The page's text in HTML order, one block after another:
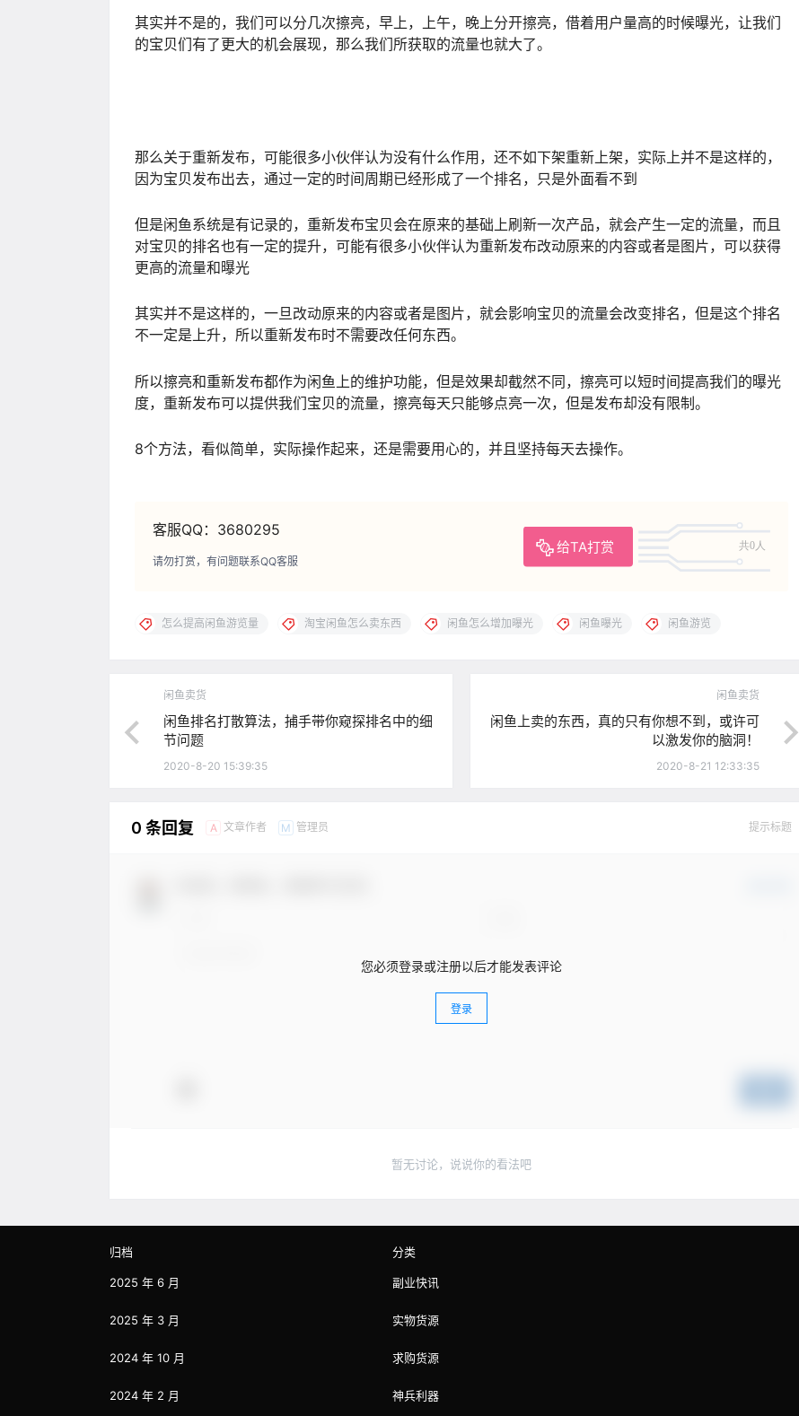
其实并不是的，我们可以分几次擦亮，早上，上午，晚上分开擦亮，借着用户量高的时候曝光，让我们
的宝贝们有了更大的机会展现，那么我们所获取的流量也就大了。
那么关于重新发布，可能很多小伙伴认为没有什么作用，还不如下架重新上架，实际上并不是这样的，
因为宝贝发布出去，通过一定的时间周期已经形成了一个排名，只是外面看不到
但是闲鱼系统是有记录的，重新发布宝贝会在原来的基础上刷新一次产品，就会产生一定的流量，而且
对宝贝的排名也有一定的提升，可能有很多小伙伴认为重新发布改动原来的内容或者是图片，可以获得
更高的流量和曝光
其实并不是这样的，一旦改动原来的内容或者是图片，就会影响宝贝的流量会改变排名，但是这个排名
不一定是上升，所以重新发布时不需要改任何东西。
所以擦亮和重新发布都作为闲鱼上的维护功能，但是效果却截然不同，擦亮可以短时间提高我们的曝光
度，重新发布可以提供我们宝贝的流量，擦亮每天只能够点亮一次，但是发布却没有限制。
8个方法，看似简单，实际操作起来，还是需要用心的，并且坚持每天去操作。
客服QQ：3680295
给TA打赏 共0人
请勿打赏，有问题联系QQ客服
怎么提高闲鱼游览量 淘宝闲鱼怎么卖东西 闲鱼怎么增加曝光 闲鱼曝光 闲鱼游览
闲鱼卖货
闲鱼排名打散算法，捕手带你窥探排名中的细
节问题
2020-8-20 15:39:35
闲鱼卖货
闲鱼上卖的东西，真的只有你想不到，或许可
以激发你的脑洞！
2020-8-21 12:33:35
0 条回复 A 文章作者 M 管理员 提示标题
您必须登录或注册以后才能发表评论
登录
暂无讨论，说说你的看法吧
归档
2025 年 6 月
2025 年 3 月
2024 年 10 月
2024 年 2 月
分类
副业快讯
实物货源
求购货源
神兵利器